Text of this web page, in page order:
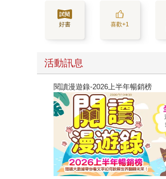
好書 喜歡+1
活動訊息
閱讀漫遊錄-2026上半年暢銷榜